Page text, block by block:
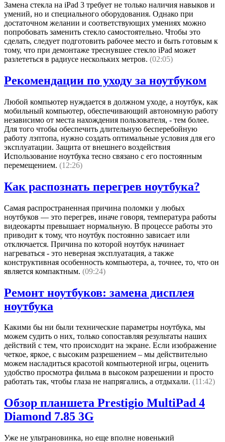
Замена стекла на iPad 3 требует не только наличия навыков и
умений, но и специального оборудования. Однако при
достаточном желании и соответствующих умениях можно
попробовать заменить стекло самостоятельно. Чтобы это
сделать, следует подготовить рабочее место и быть готовым к
тому, что при демонтаже треснувшее стекло iPad может
разлететься в радиусе нескольких метров. (02:05)
Рекомендации по уходу за ноутбуком
Любой компьютер нуждается в должном уходе, а ноутбук, как
мобильный компьютер, обеспечивающий автономную работу
независимо от места нахождения пользователя, - тем более.
Для того чтобы обеспечить длительную бесперебойную
работу лэптопа, нужно создать оптимальные условия для его
эксплуатации. Защита от внешнего воздействия
Использование ноутбука тесно связано с его постоянным
перемещением. (12:26)
Как распознать перегрев ноутбука?
Самая распространенная причина поломки у любых
ноутбуков — это перегрев, иначе говоря, температура работы
видеокарты превышает нормальную. В процессе работы это
приводит к тому, что ноутбук постоянно зависает или
отключается. Причина по которой ноутбук начинает
нагреваться - это неверная эксплуатация, а также
конструктивная особенность компьютера, а, точнее, то, что он
является компактным. (09:24)
Ремонт ноутбуков: замена дисплея
ноутбука
Какими бы ни были технические параметры ноутбука, мы
можем судить о них, только сопоставляя результаты наших
действий с тем, что происходит на экране. Если изображение
четкое, яркое, с высоким разрешением – мы действительно
можем насладиться красотой компьютерной игры, оценить
удобство просмотра фильма в высоком разрешении и просто
работать так, чтобы глаза не напрягались, а отдыхали. (11:42)
Обзор планшета Prestigio MultiPad 4
Diamond 7.85 3G
Уже не ультрановинка, но еще вполне новенький